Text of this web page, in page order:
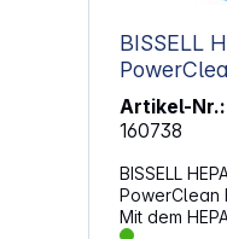
BISSELL
Artikel-Nr.:
160738
BISSELL
PowerClean
Mit dem